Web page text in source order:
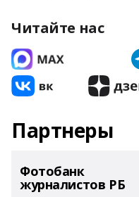
Читайте нас
Партнеры
Фотобанк
журналистов РБ